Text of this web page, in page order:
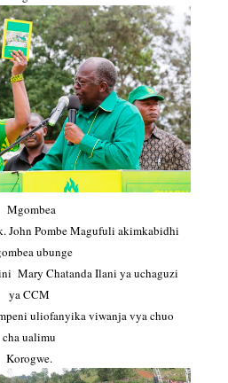
Mgombea
John Pombe Magufuli akimkabidhi
ubunge
Mary Chatanda Ilani ya uchaguzi
ya CCM
uliofanyika viwanja vya chuo
cha ualimu
Korogwe.